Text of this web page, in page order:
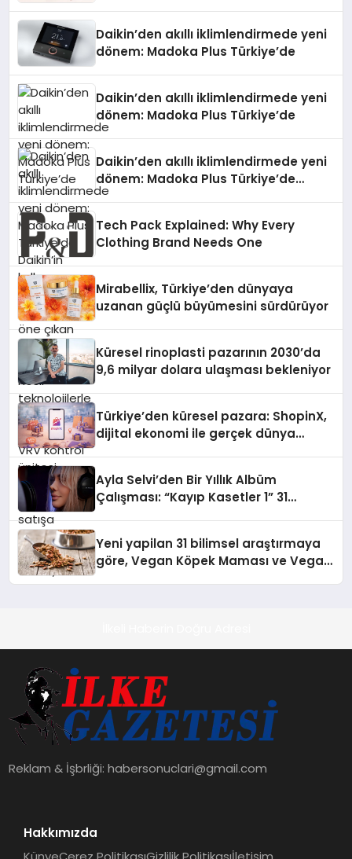
Daikin’den akıllı iklimlendirmede yeni
dönem: Madoka Plus Türkiye’de
Daikin’den akıllı iklimlendirmede yeni
dönem: Madoka Plus Türkiye’de
Daikin’den akıllı iklimlendirmede yeni
dönem: Madoka Plus Türkiye’de
Daikin’in kullanıcı dostu tasarımıyla
teknolojilerle donatılmış son modeli
VRV kontrol ünitesi Madoka Plus
Türkiye’de satışa sunuldu. Tam
dokunmatik ekranı, mobil uygulama
desteği ve akıllı sensör entegrasyonu
sayesinde iklimlendirme sistemlerinin
yönetimini daha kolay, konforlu ve
verimli hale getiriyor. Enerji
verimliliğini artırırken modern yaşam
Tech Pack Explained: Why Every
Clothing Brand Needs One
Mirabellix, Türkiye’den dünyaya
uzanan güçlü büyümesini sürdürüyor
Küresel rinoplasti pazarının 2030’da
9,6 milyar dolara ulaşması bekleniyor
Türkiye’den küresel pazara: ShopinX,
dijital ekonomi ile gerçek dünya
Ayla Selvi’den Bir Yıllık Albüm
Çalışması: “Kayıp Kasetler 1” 31
Yeni yapilan 31 bilimsel araştırmaya
göre, Vegan Köpek Maması ve Vegan
Reklam & İşbrliği:habersonuclari@gmail.com
Hakkımızda